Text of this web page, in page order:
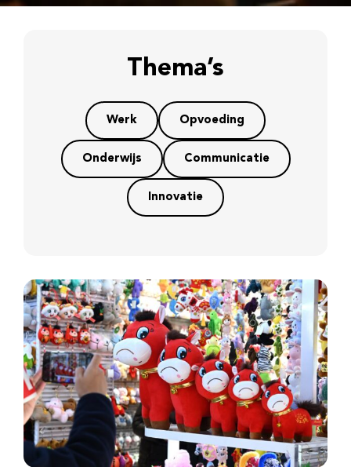
Thema’s
Werk Opvoeding
Onderwijs Communicatie
Innovatie